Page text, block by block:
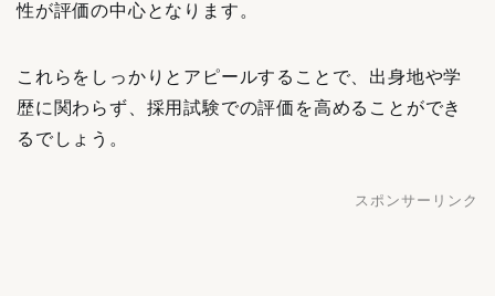
性が評価の中心となります。
これらをしっかりとアピールすることで、出身地や学
歴に関わらず、採用試験での評価を高めることができ
るでしょう。
スポンサーリンク